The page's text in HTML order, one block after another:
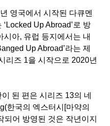
년 영국에서 시작된 다큐멘
‘Locked Up Abroad’로 방
시아, 유럽 등지에서는 내
Up Abroad’라는 제
리즈 1을 시작으로 2020년
된 편은 시리즈 13의 네
한국의 엑스터시 [마약의
되어 방영된 것은 작년이지